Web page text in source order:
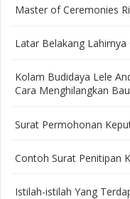
Master of Ceremonies
Latar Belakang
Kolam Budidaya Lele
Cara Menghilangkan
Surat Permohonan
Contoh Surat Penitipan
Istilah-istilah Yang